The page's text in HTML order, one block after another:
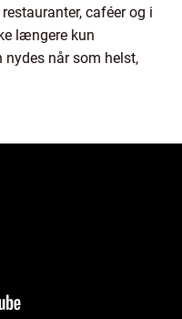
caféer og i
længere kun
nydes når som helst,